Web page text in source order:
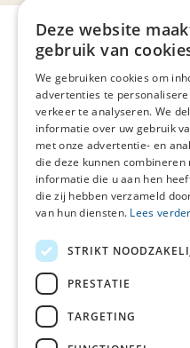
Informatieplatformen van
Deze website
gebruik van
We gebruiken cookies om
advertenties te
verkeer te analyseren. We
informatie over uw gebruik
met onze advertentie- en
die deze kunnen combineren
informatie die u aan hen
die zij hebben verzameld
van hun diensten. Lees verder
STRIKT
PRESTATIE
TARGETING